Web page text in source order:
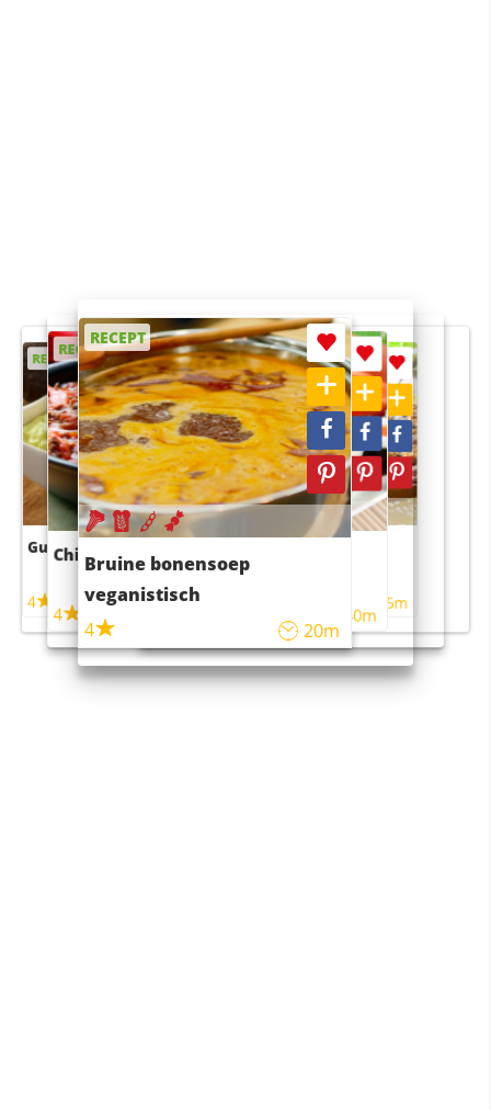
RECEPT
Guacamole
4
RECEPT
Chili con carne
4 45m
RECEPT
Bruine bonensoep
veganistisch
4
20m
RECEPT
Sushi rijstsalade
maaltijdsalade
40m
RECEPT
4 55m